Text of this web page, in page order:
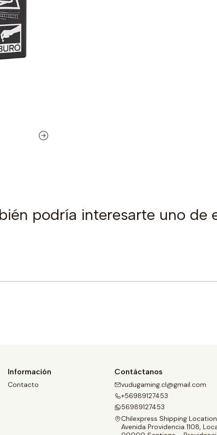
podría interesarte uno de
Información
Contacto
Contáctanos
vudugaming.cl@gmail.com
+56989127453
56989127453
Chilexpress Shipping Location
Avenida Providencia 1108,